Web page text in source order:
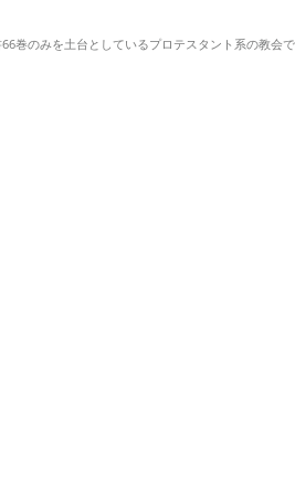
巻のみを土台としているプロテスタント系の教会